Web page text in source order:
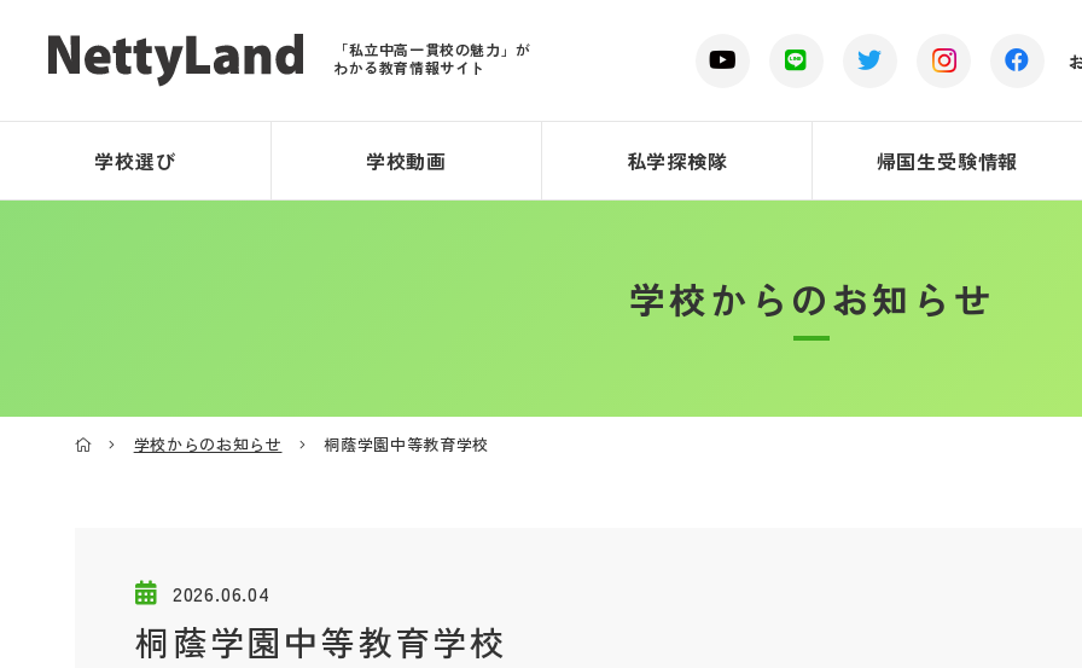
「私立中高一貫校の魅力」が
わかる教育情報サイト
学校選び 学校動画 私学探検隊 帰国生受験情報
学校からのお知らせ
学校からのお知らせ 桐蔭学園中等教育学校
2026.06.04
桐蔭学園中等教育学校